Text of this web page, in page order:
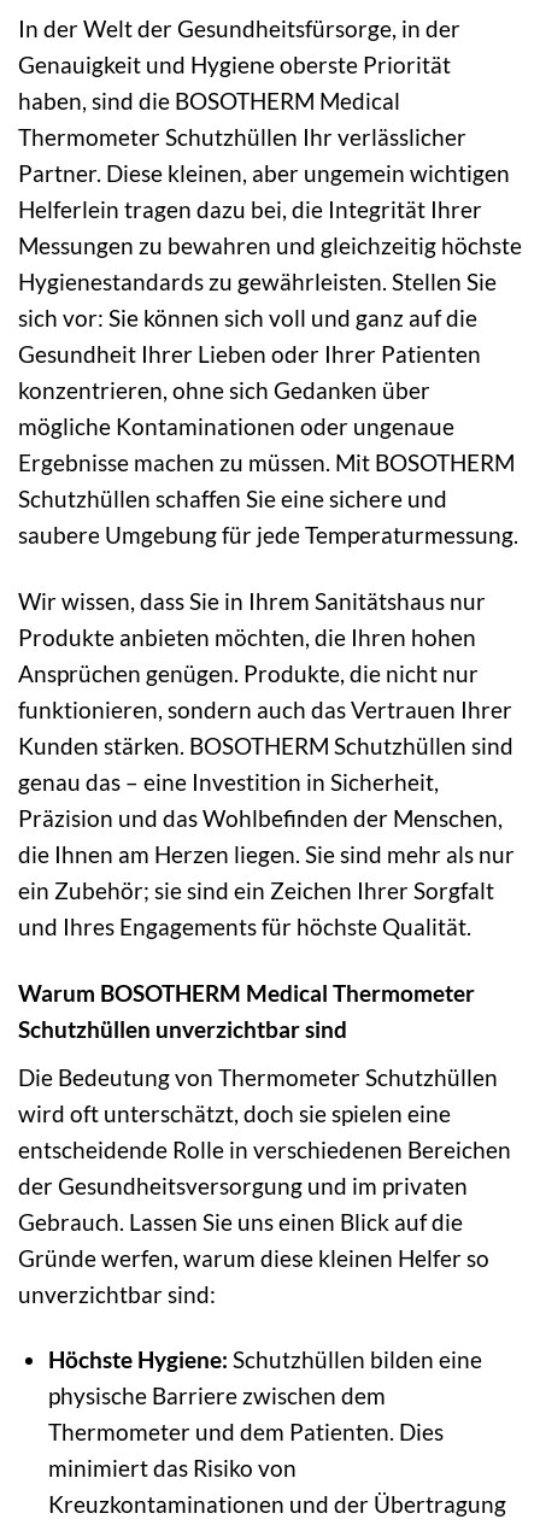
In der Welt der Gesundheitsfürsorge, in der
Genauigkeit und Hygiene oberste Priorität
haben, sind die BOSOTHERM Medical
Thermometer Schutzhüllen Ihr verlässlicher
Partner. Diese kleinen, aber ungemein wichtigen
Helferlein tragen dazu bei, die Integrität Ihrer
Messungen zu bewahren und gleichzeitig höchste
Hygienestandards zu gewährleisten. Stellen Sie
sich vor: Sie können sich voll und ganz auf die
Gesundheit Ihrer Lieben oder Ihrer Patienten
konzentrieren, ohne sich Gedanken über
mögliche Kontaminationen oder ungenaue
Ergebnisse machen zu müssen. Mit BOSOTHERM
Schutzhüllen schaffen Sie eine sichere und
saubere Umgebung für jede Temperaturmessung.
Wir wissen, dass Sie in Ihrem Sanitätshaus nur
Produkte anbieten möchten, die Ihren hohen
Ansprüchen genügen. Produkte, die nicht nur
funktionieren, sondern auch das Vertrauen Ihrer
Kunden stärken. BOSOTHERM Schutzhüllen sind
genau das – eine Investition in Sicherheit,
Präzision und das Wohlbefinden der Menschen,
die Ihnen am Herzen liegen. Sie sind mehr als nur
ein Zubehör; sie sind ein Zeichen Ihrer Sorgfalt
und Ihres Engagements für höchste Qualität.
Warum BOSOTHERM Medical Thermometer
Schutzhüllen unverzichtbar sind
Die Bedeutung von Thermometer Schutzhüllen
wird oft unterschätzt, doch sie spielen eine
entscheidende Rolle in verschiedenen Bereichen
der Gesundheitsversorgung und im privaten
Gebrauch. Lassen Sie uns einen Blick auf die
Gründe werfen, warum diese kleinen Helfer so
unverzichtbar sind:
Höchste Hygiene: Schutzhüllen bilden eine
physische Barriere zwischen dem
Thermometer und dem Patienten. Dies
minimiert das Risiko von
Kreuzkontaminationen und der Übertragung